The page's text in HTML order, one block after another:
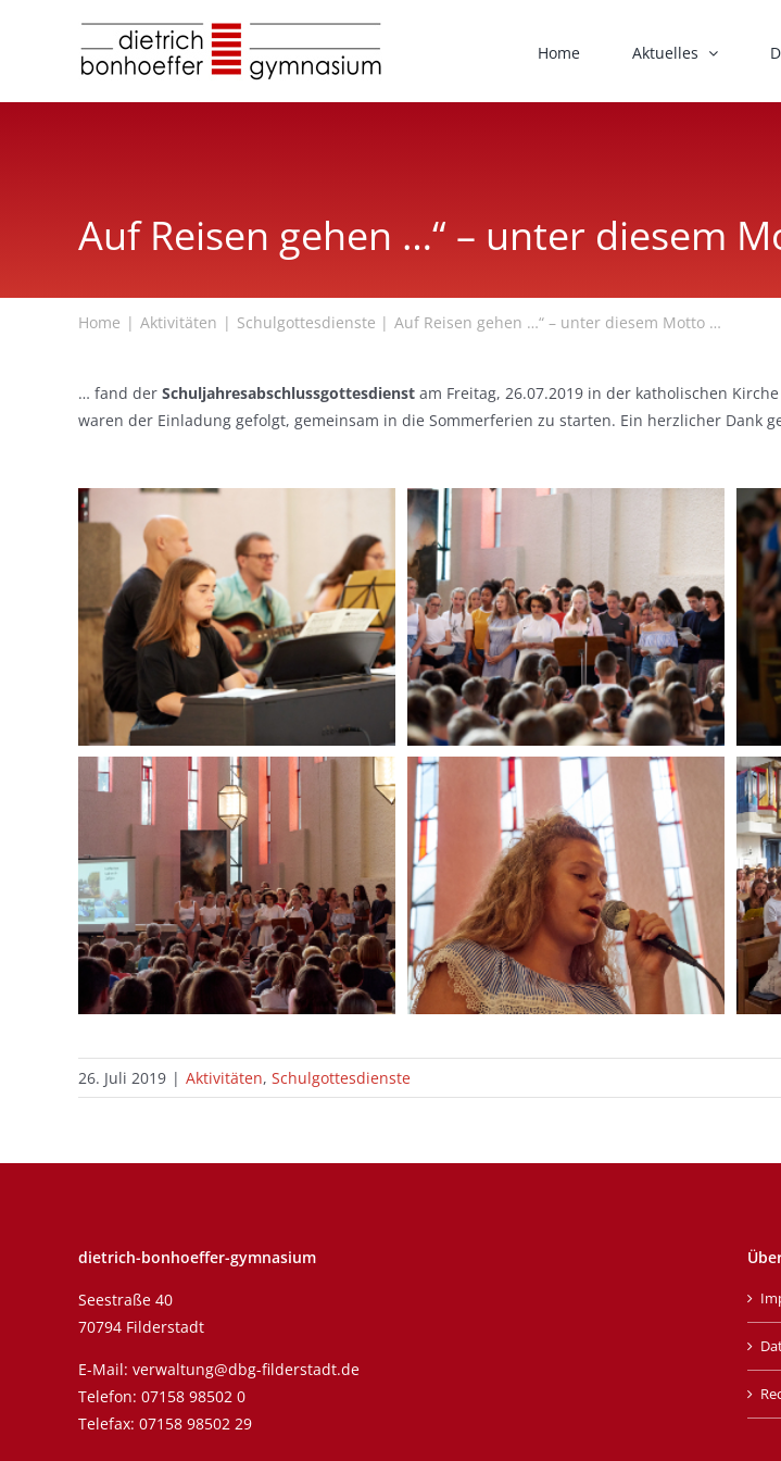
Home Aktuelles
Auf Reisen gehen …“ – unter diesem
Home Aktivitäten Schulgottesdienste Auf Reisen gehen …“ – unter diesem Motto …
… fand der Schuljahresabschlussgottesdienst am Freitag, 26.07.2019 in der katholischen
waren der Einladung gefolgt, gemeinsam in die Sommerferien zu starten. Ein herzlicher Dank
26. Juli 2019 | Aktivitäten, Schulgottesdienste
dietrich-bonhoeffer-gymnasium
Seestraße 40
70794 Filderstadt
E-Mail: verwaltung@dbg-filderstadt.de
Telefon: 07158 98502 0
Telefax: 07158 98502 29